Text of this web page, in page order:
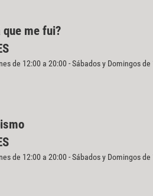
que me fui?
de 12:00 a 20:00 - Sábados y Domingos de
de 12:00 a 20:00 - Sábados y Domingos de